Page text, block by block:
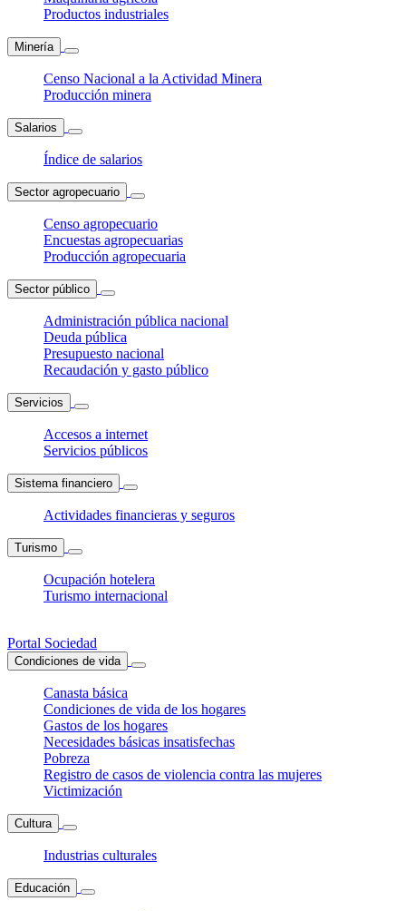
Productos industriales
Minería
Censo Nacional a la Actividad Minera
Producción minera
Salarios
Índice de salarios
Sector agropecuario
Censo agropecuario
Encuestas agropecuarias
Producción agropecuaria
Sector público
Administración pública nacional
Deuda pública
Presupuesto nacional
Recaudación y gasto público
Servicios
Accesos a internet
Servicios públicos
Sistema financiero
Actividades financieras y seguros
Turismo
Ocupación hotelera
Turismo internacional
Portal Sociedad
Condiciones de vida
Canasta básica
Condiciones de vida de los hogares
Gastos de los hogares
Necesidades básicas insatisfechas
Pobreza
Registro de casos de violencia contra las mujeres
Victimización
Cultura
Industrias culturales
Educación